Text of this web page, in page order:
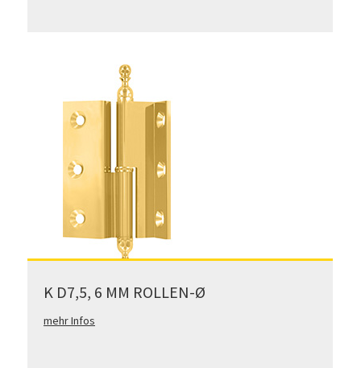
K D7,5, 6 MM ROLLEN-Ø
mehr Infos